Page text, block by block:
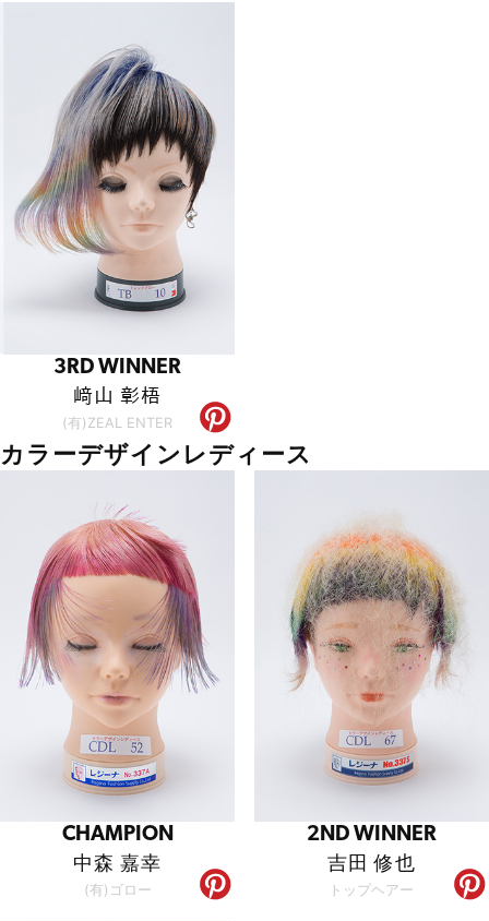
3RD WINNER
﨑山 彰梧
(有)ZEAL ENTER
カラーデザインレディース
CHAMPION
中森 嘉幸
(有)ゴロー
2ND WINNER
吉田 修也
トップヘアー